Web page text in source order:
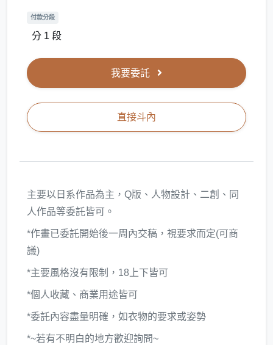
付款分段
分 1 段
我要委託
直接斗內
主要以日系作品為主，Q版、人物設計、二創、同
人作品等委託皆可。
*作畫已委託開始後一周內交稿，視要求而定(可商
議)
*主要風格沒有限制，18上下皆可
*個人收藏、商業用途皆可
*委託內容盡量明確，如衣物的要求或姿勢
*~若有不明白的地方歡迎詢問~